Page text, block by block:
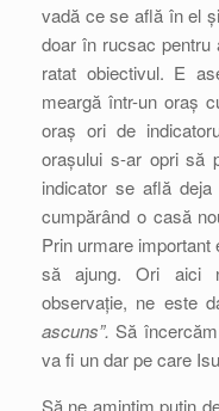
vadă ce se află în el
doar în rucsac
ratat obiectivul. E
meargă într-un oraș
oraș ori de
orașului s-ar opri să
indicator se află
cumpărând o casă
Prin urmare important
să ajung. Ori aici
observație, ne este
ascuns”.Să
va fi un dar pe care
Să ne amintim puțin